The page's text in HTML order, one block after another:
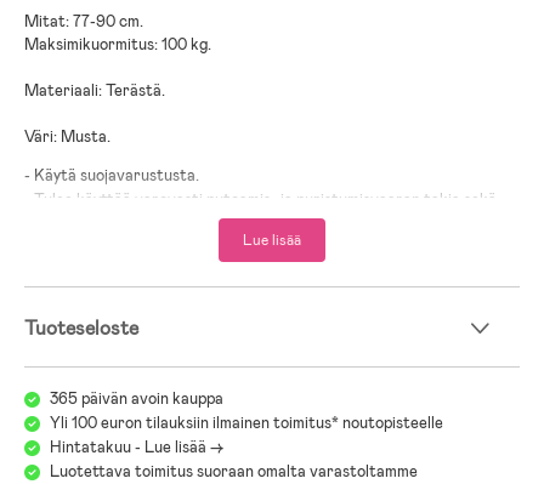
Mitat: 77-90 cm.
Maksimikuormitus: 100 kg.
Materiaali: Terästä.
Väri: Musta.
- Käytä suojavarustusta.
- Tulee käyttää varovasti putoamis- ja puristumisvaaran takia sekä
törmäysvahinkojen välttämiseksi.
Lue lisää
Tuoteseloste
365 päivän avoin kauppa
Yli 100 euron tilauksiin ilmainen toimitus* noutopisteelle
Hintatakuu - Lue lisää ->
Luotettava toimitus suoraan omalta varastoltamme